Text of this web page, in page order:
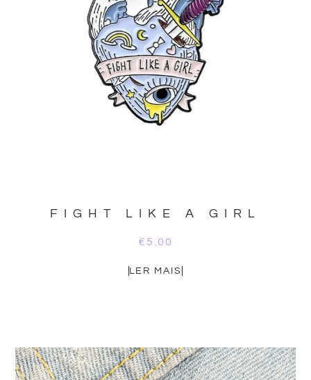
FIGHT LIKE A GIRL
€ 5.00
LER MAIS